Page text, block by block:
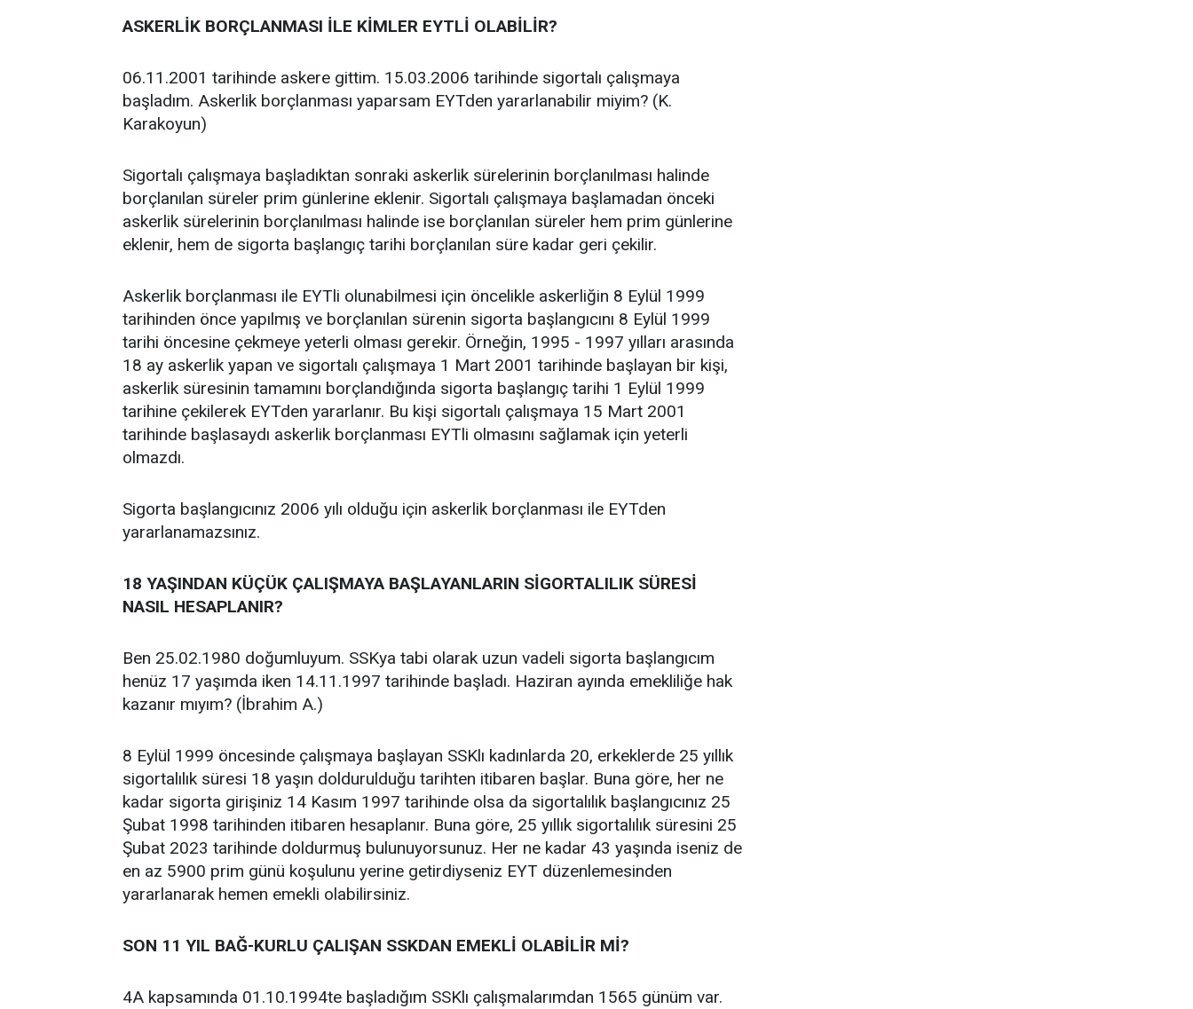
ASKERLİK BORÇLANMASI İLE KİMLER EYTLİ OLABİLİR?
06.11.2001 tarihinde askere gittim. 15.03.2006 tarihinde sigortalı çalışmaya
başladım. Askerlik borçlanması yaparsam EYTden yararlanabilir miyim? (K.
Karakoyun)
Sigortalı çalışmaya başladıktan sonraki askerlik sürelerinin borçlanılması halinde
borçlanılan süreler prim günlerine eklenir. Sigortalı çalışmaya başlamadan önceki
askerlik sürelerinin borçlanılması halinde ise borçlanılan süreler hem prim günlerine
eklenir, hem de sigorta başlangıç tarihi borçlanılan süre kadar geri çekilir.
Askerlik borçlanması ile EYTli olunabilmesi için öncelikle askerliğin 8 Eylül 1999
tarihinden önce yapılmış ve borçlanılan sürenin sigorta başlangıcını 8 Eylül 1999
tarihi öncesine çekmeye yeterli olması gerekir. Örneğin, 1995 - 1997 yılları arasında
18 ay askerlik yapan ve sigortalı çalışmaya 1 Mart 2001 tarihinde başlayan bir kişi,
askerlik süresinin tamamını borçlandığında sigorta başlangıç tarihi 1 Eylül 1999
tarihine çekilerek EYTden yararlanır. Bu kişi sigortalı çalışmaya 15 Mart 2001
tarihinde başlasaydı askerlik borçlanması EYTli olmasını sağlamak için yeterli
olmazdı.
Sigorta başlangıcınız 2006 yılı olduğu için askerlik borçlanması ile EYTden
yararlanamazsınız.
18 YAŞINDAN KÜÇÜK ÇALIŞMAYA BAŞLAYANLARIN SİGORTALILIK SÜRESİ
NASIL HESAPLANIR?
Ben 25.02.1980 doğumluyum. SSKya tabi olarak uzun vadeli sigorta başlangıcım
henüz 17 yaşımda iken 14.11.1997 tarihinde başladı. Haziran ayında emekliliğe hak
kazanır mıyım? (İbrahim A.)
8 Eylül 1999 öncesinde çalışmaya başlayan SSKlı kadınlarda 20, erkeklerde 25 yıllık
sigortalılık süresi 18 yaşın doldurulduğu tarihten itibaren başlar. Buna göre, her ne
kadar sigorta girişiniz 14 Kasım 1997 tarihinde olsa da sigortalılık başlangıcınız 25
Şubat 1998 tarihinden itibaren hesaplanır. Buna göre, 25 yıllık sigortalılık süresini 25
Şubat 2023 tarihinde doldurmuş bulunuyorsunuz. Her ne kadar 43 yaşında iseniz de
en az 5900 prim günü koşulunu yerine getirdiyseniz EYT düzenlemesinden
yararlanarak hemen emekli olabilirsiniz.
SON 11 YIL BAĞ-KURLU ÇALIŞAN SSKDAN EMEKLİ OLABİLİR Mİ?
4A kapsamında 01.10.1994te başladığım SSKlı çalışmalarımdan 1565 günüm var.